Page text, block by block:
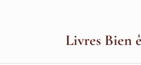
Livres Bien